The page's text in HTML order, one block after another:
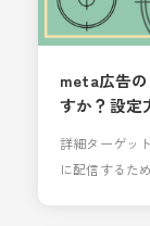
meta広告
すか？設定
詳細ターゲッ
に配信するた